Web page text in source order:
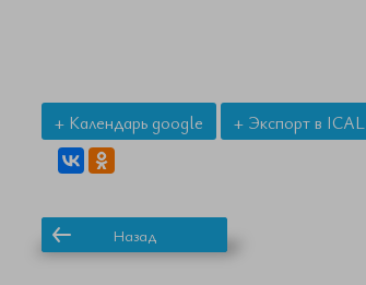
+ Календарь google + Экспорт в ICAL
Назад